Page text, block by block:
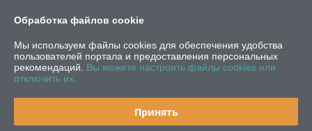
Доставка и оплата
График работы
Полная версия сайта
Политика обработки cookies
Обработка файлов cookie
Мы используем файлы cookies для обеспечения удобства
пользователей портала и предоставления персональных
рекомендаций. Вы можете настроить файлы cookies или
отключить их.
Принять